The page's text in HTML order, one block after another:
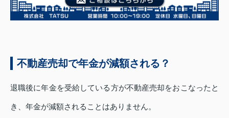
不動産売却で年金が減額される？
退職後に年金を受給している方が不動産売却をおこなったと
き、年金が減額されることはありません。